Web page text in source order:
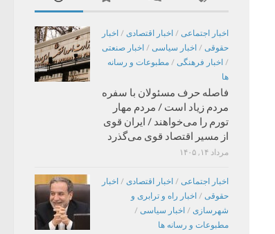
اخبار اجتماعی / اخبار اقتصادی / اخبار
حقوقی / اخبار سیاسی / اخبار صنعتی
/ اخبار فرهنگی / مطبوعات و رسانه
ها
فاصله حرف مسئولان با سفره
مردم زیاد است / مردم مهار
تورم را می‌خواهند / ایران قوی
از مسیر اقتصاد قوی می‌گذرد
مرداد ۱۴, ۱۴۰۵
اخبار اجتماعی / اخبار اقتصادی / اخبار
حقوقی / اخبار راه و ترابری و
شهرسازی / اخبار سیاسی /
مطبوعات و رسانه ها